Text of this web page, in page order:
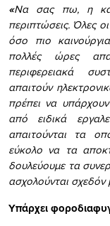
«Να σας πω, η
περιπτώσεις. Όλες
όσο πιο
πολλές ώρες
περιφερειακά
απαιτούν
πρέπει να
από ειδικά
απαιτούνται τα
εύκολο να τα
δουλεύουμε τα
ασχολούνται σχεδόν
Yπάρχει